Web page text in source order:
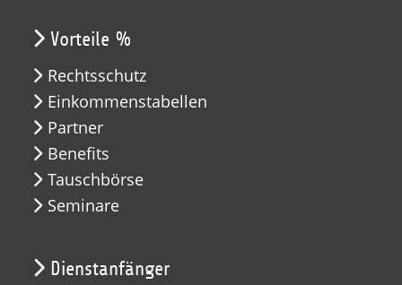
Vorteile %
Rechtsschutz
Einkommenstabellen
Partner
Benefits
Tauschbörse
Seminare
Dienstanfänger